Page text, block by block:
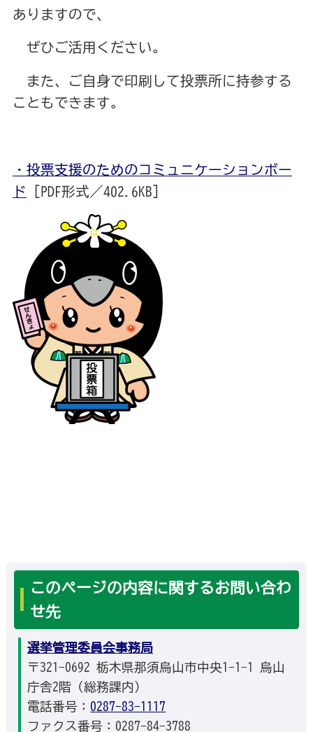
ありますので、
ぜひご活用ください。
また、ご自身で印刷して投票所に持参する
こともできます。
・投票支援のためのコミュニケーションボー
ド
[PDF形式／402.6KB]
このページの内容に関するお問い合わ
せ先
選挙管理委員会事務局
〒321-0692 栃木県那須烏山市中央1-1-1 烏山
庁舎2階（総務課内）
電話番号： 0287-83-1117
ファクス番号：0287-84-3788